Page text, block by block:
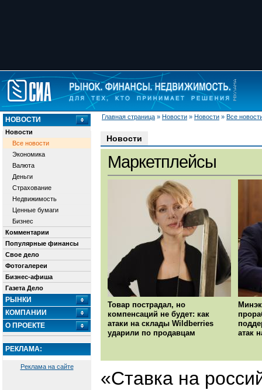
Главная страница » Новости » Новости » Все
НОВОСТИ
Новости
Все новости
Экономика
Валюта
Деньги
Страхование
Недвижимость
Ценные бумаги
Бизнес
Комментарии
Популярные финансы
Свое дело
Фотогалереи
Бизнес-афиша
Газета Дело
РЫНКИ
КОМПАНИИ
О ПРОЕКТЕ
РЕКЛАМА:
Реклама на сайте
Новости
Маркетплейсы
Товар пострадал, но
компенсаций не будет: как
атаки на склады Wildberries
ударили по продавцам
атак
«Ставка на